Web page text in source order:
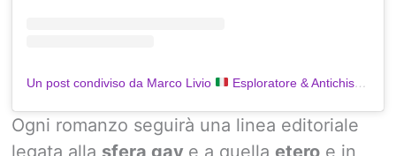
Un post condiviso da Marco Livio Esploratore & Antichista
Ogni romanzo seguirà una linea editoriale
legata alla sfera gay e a quella etero e in